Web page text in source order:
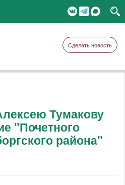
Сделать новость
Тумакову
"Почетного
района"